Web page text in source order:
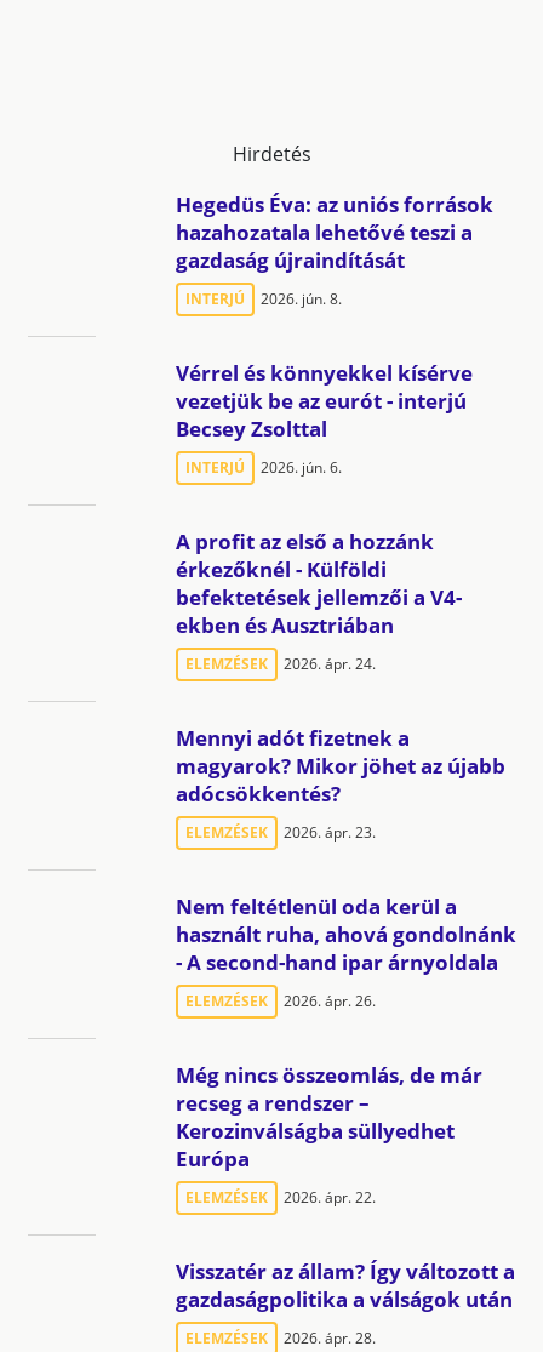
Hirdetés
Hegedüs Éva: az uniós források
hazahozatala lehetővé teszi a
gazdaság újraindítását
INTERJÚ 2026. jún. 8.
Vérrel és könnyekkel kísérve
vezetjük be az eurót - interjú
Becsey Zsolttal
INTERJÚ 2026. jún. 6.
A profit az első a hozzánk
érkezőknél - Külföldi
befektetések jellemzői a V4-
ekben és Ausztriában
ELEMZÉSEK 2026. ápr. 24.
Mennyi adót fizetnek a
magyarok? Mikor jöhet az újabb
adócsökkentés?
ELEMZÉSEK 2026. ápr. 23.
Nem feltétlenül oda kerül a
használt ruha, ahová gondolnánk
- A second-hand ipar árnyoldala
ELEMZÉSEK 2026. ápr. 26.
Még nincs összeomlás, de már
recseg a rendszer –
Kerozinválságba süllyedhet
Európa
ELEMZÉSEK 2026. ápr. 22.
Visszatér az állam? Így változott a
gazdaságpolitika a válságok után
ELEMZÉSEK 2026. ápr. 28.